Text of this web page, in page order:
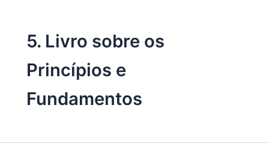
5. Livro sobre os
Princípios e
Fundamentos